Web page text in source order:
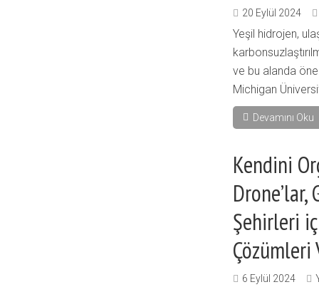
20 Eylül 2024
Yeşil hidrojen,
ve bu alanda
Michigan
Devamını Oku
Kendini
Drone’lar,
Şehirleri
Çözümleri
6 Eylül 2024